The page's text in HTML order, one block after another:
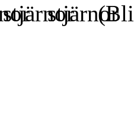
(Bli